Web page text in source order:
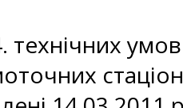
технічних